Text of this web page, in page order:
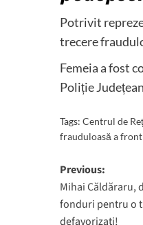
Potrivit
trecere
Femeia a fost
Poliție
Tags: Centrul de
frauduloasă a
Post
Previous:
Mihai Căldăraru,
fonduri pentru o
defavorizați!